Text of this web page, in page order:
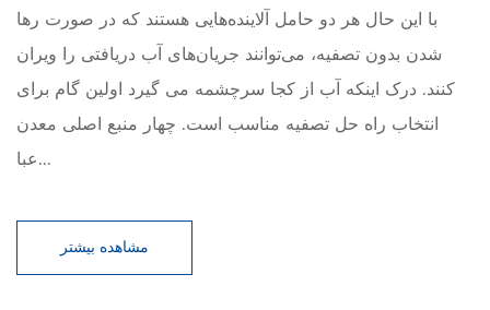
با این حال هر دو حامل آلاینده‌هایی هستند که در صورت رها
شدن بدون تصفیه، می‌توانند جریان‌های آب دریافتی را ویران
کنند. درک اینکه آب از کجا سرچشمه می گیرد اولین گام برای
انتخاب راه حل تصفیه مناسب است. چهار منبع اصلی معدن
عبا...
مشاهده بیشتر